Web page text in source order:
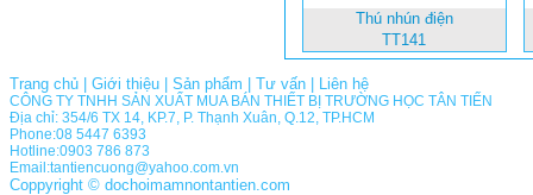
Thú nhún điện
TT141
Trang chủ Giới thiệu Sản phẩm Tư vấn Liên hệ
CÔNG TY TNHH SẢN XUẤT MUA BÁN THIẾT BỊ TRƯỜNG HỌC TÂN TIẾN
Địa chỉ: 354/6 TX 14, KP.7, P. Thạnh Xuân, Q.12, TP.HCM
Phone:08 5447 6393
Hotline:0903 786 873
Email:tantiencuong@yahoo.com.vn
Coppyright © dochoimamnontantien.com